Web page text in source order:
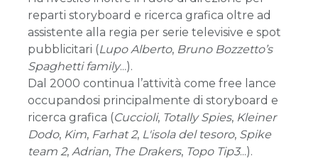
reparti storyboard e ricerca grafica oltre ad
assistente alla regia per serie televisive e spot
pubblicitari (Lupo Alberto, Bruno Bozzetto’s
Spaghetti family...).
Dal 2000 continua l’attività come free lance
occupandosi principalmente di storyboard e
ricerca grafica (Cuccioli, Totally Spies, Kleiner
Dodo, Kim, Farhat 2, L'isola del tesoro, Spike
team 2, Adrian, The Drakers, Topo Tip3...).